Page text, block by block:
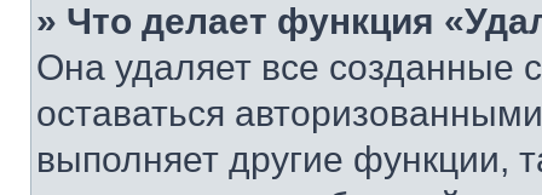
» Что делает функция
Она удаляет все созданные
оставаться
выполняет другие функции,